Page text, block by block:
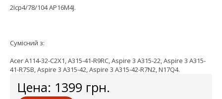
2Icp4/78/104 AP16M4J.
Сумісний з:
Acer A114-32-C2X1, A315-41-R9RC, Aspire 3 A315-22, Aspire 3 A315-
41-R7SB, Aspire 3 A315-42, Aspire 3 A315-42-R7N2, N17Q4.
Цена: 1399 грн.